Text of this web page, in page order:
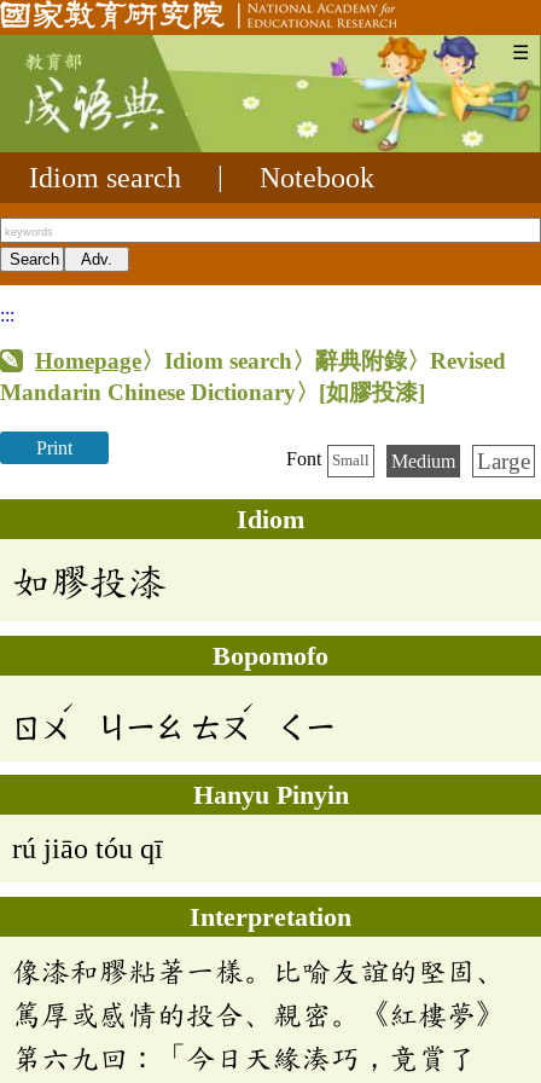
☰
Idiom search Notebook
:::
Homepage〉Idiom search〉辭典附錄〉Revised
Mandarin Chinese Dictionary〉 [如膠投漆]
Print
Font Small Medium Large
Idiom
如膠投漆
Bopomofo
ㄖㄨ
ˊ
ㄐㄧㄠ ㄊㄡ
ˊ
ㄑㄧ
Hanyu Pinyin
rú jiāo tóu qī
Interpretation
像漆和膠粘著一樣。比喻友誼的堅固、
篤厚或感情的投合、親密。《紅樓夢》
第六九回：「今日天緣湊巧，竟賞了